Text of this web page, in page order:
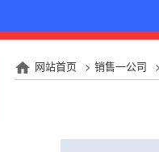
网站首页 > 销售一公司